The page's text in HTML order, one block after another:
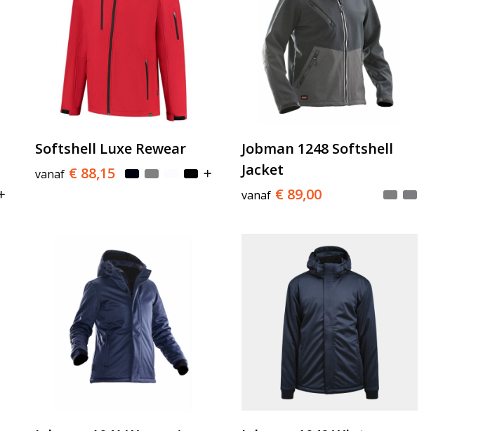
Softshell Luxe Rewear
vanaf € 88,15
Jobman 1248 Softshell
Jacket
vanaf € 89,00